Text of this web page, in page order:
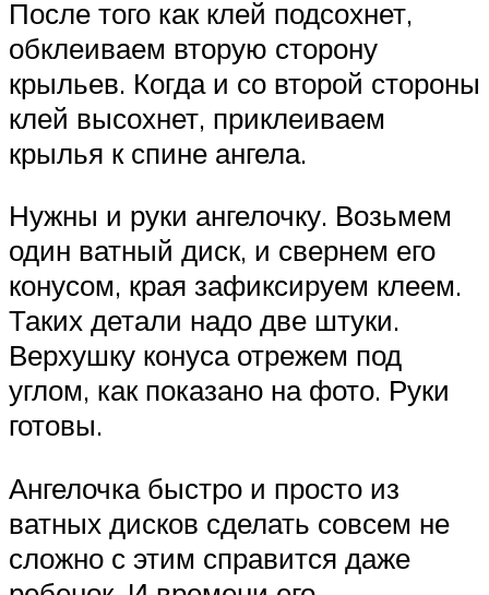
После того как клей подсохнет,
обклеиваем вторую сторону
крыльев. Когда и со второй стороны
клей высохнет, приклеиваем
крылья к спине ангела.
Нужны и руки ангелочку. Возьмем
один ватный диск, и свернем его
конусом, края зафиксируем клеем.
Таких детали надо две штуки.
Верхушку конуса отрежем под
углом, как показано на фото. Руки
готовы.
Ангелочка быстро и просто из
ватных дисков сделать совсем не
сложно с этим справится даже